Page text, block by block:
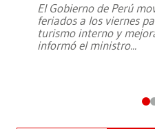
El Gobierno de Perú
feriados a los viernes
turismo interno y
informó el ministro...